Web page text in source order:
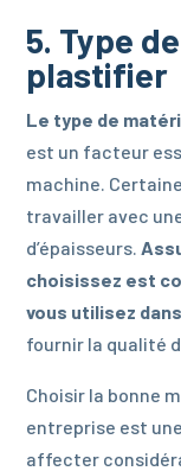
5. Type
plastifier
Le type de
est un facteur
machine.
travailler avec
d’épaisseurs.
choisissez est
vous utilisez
fournir la qualité
Choisir la bonne
entreprise est
affecter